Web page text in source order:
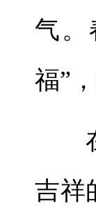
气。
福”
在
吉祥